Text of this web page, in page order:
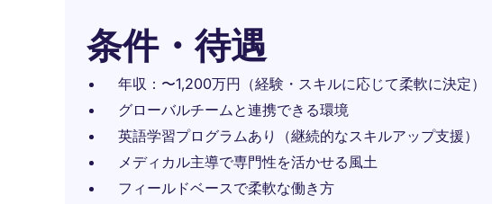
条件・待遇
年収：〜1,200万円（経験・スキルに応じて柔軟に決定）
グローバルチームと連携できる環境
英語学習プログラムあり（継続的なスキルアップ支援）
メディカル主導で専門性を活かせる風土
フィールドベースで柔軟な働き方